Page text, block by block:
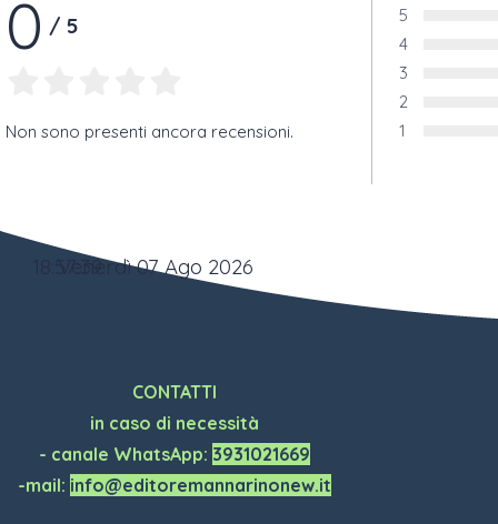
0 / 5
Non sono presenti ancora recensioni.
5
4
3
2
1
18:57:39Venerdì 07 Ago 2026
CONTATTI
in caso di necessità
- canale WhatsApp: 3931021669
-mail: info@editoremannarinonew.it